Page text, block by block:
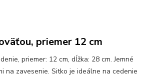
priemer 12 cm
priemer: 12 cm, dĺžka: 28 cm. Jemné
na zavesenie. Sitko je ideálne na cedenie